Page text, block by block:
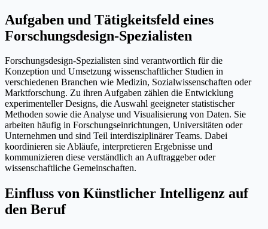
Aufgaben und Tätigkeitsfeld eines
Forschungsdesign-Spezialisten
Forschungsdesign-Spezialisten sind verantwortlich für die
Konzeption und Umsetzung wissenschaftlicher Studien in
verschiedenen Branchen wie Medizin, Sozialwissenschaften oder
Marktforschung. Zu ihren Aufgaben zählen die Entwicklung
experimenteller Designs, die Auswahl geeigneter statistischer
Methoden sowie die Analyse und Visualisierung von Daten. Sie
arbeiten häufig in Forschungseinrichtungen, Universitäten oder
Unternehmen und sind Teil interdisziplinärer Teams. Dabei
koordinieren sie Abläufe, interpretieren Ergebnisse und
kommunizieren diese verständlich an Auftraggeber oder
wissenschaftliche Gemeinschaften.
Einfluss von Künstlicher Intelligenz auf
den Beruf